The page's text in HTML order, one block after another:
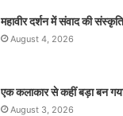
महावीर दर्शन में संवाद की
August 4, 2026
एक कलाकार से कहीं बड़ा बन
August 3, 2026